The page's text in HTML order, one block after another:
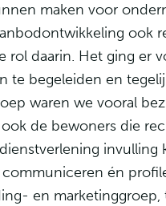
maken voor
ook
rol daarin. Het ging er
te begeleiden en
waren we vooral
de bewoners die
én
en